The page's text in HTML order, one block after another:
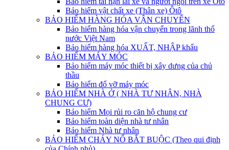
Bảo hiểm vật chất xe (Thân xe) Ôtô
BẢO HIỂM HÀNG HÓA VẬN CHUYỂN
Bảo hiểm hàng hóa vận chuyển trong lãnh thổ
nước Việt Nam
Bảo hiểm hàng hóa XUẤT, NHẬP khẩu
BẢO HIỂM MÁY MÓC
Bảo hiểm máy móc thiết bị xây dưng của chủ
thầu
Bảo hiểm đổ vỡ máy móc
BẢO HIỂM NHÀ Ở ( NHÀ TƯ NHÂN, NHÀ
CHUNG CƯ)
Bảo hiểm Mọi rủi ro căn hộ chung cư
Bảo hiểm toàn diện nhà tư nhân
Bảo hiểm Nhà tư nhân
BẢO HIỂM CHÁY NỔ BẮT BUỘC (Theo qui định